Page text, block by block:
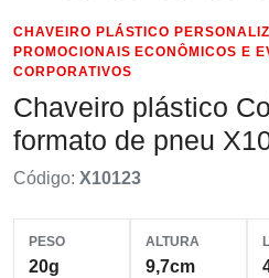
CHAVEIRO PLÁSTICO
PROMOCIONAIS ECONÔMICOS E
CORPORATIVOS
Chaveiro plástico
formato de pneu
Código: X10123
PESO
20g
ALTURA
9,7cm